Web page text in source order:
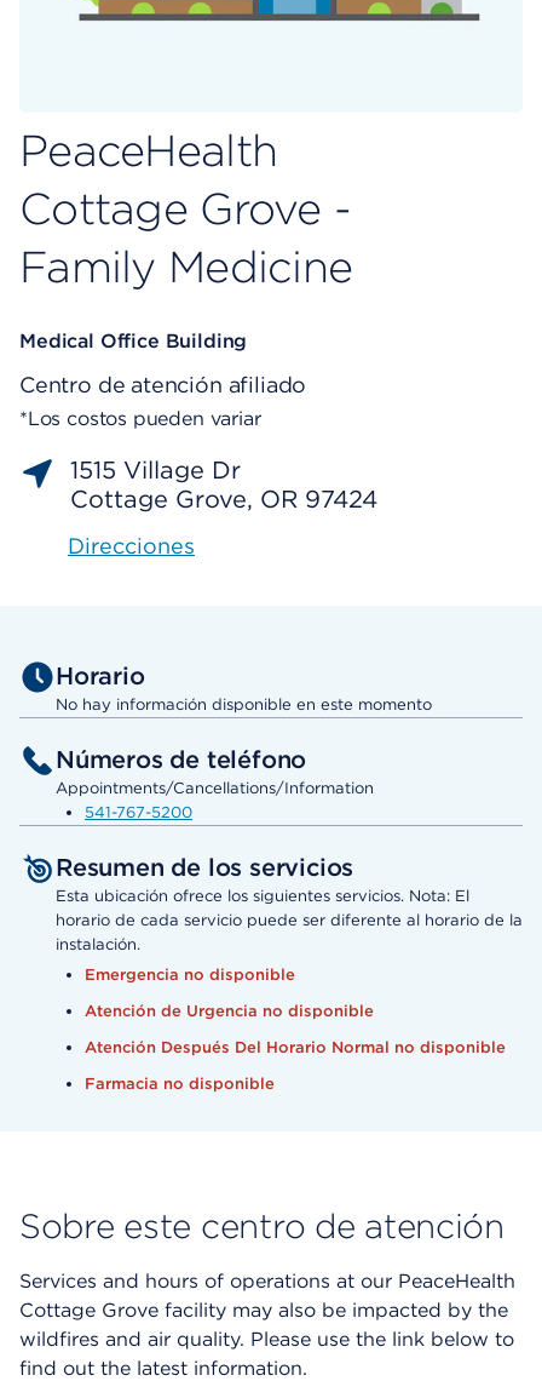
PeaceHealth
Cottage Grove -
Family Medicine
Medical Office Building
Centro de atención afiliado
*Los costos pueden variar
1515 Village Dr
Cottage Grove, OR 97424
Direcciones
Horario
No hay información disponible en este momento
Números de teléfono
Appointments/Cancellations/Information
541-767-5200
Resumen de los servicios
Esta ubicación ofrece los siguientes servicios. Nota: El
horario de cada servicio puede ser diferente al horario de la
instalación.
Emergencia no disponible
Atención de Urgencia no disponible
Atención Después Del Horario Normal no disponible
Farmacia no disponible
Sobre este centro de atención
Services and hours of operations at our PeaceHealth
Cottage Grove facility may also be impacted by the
wildfires and air quality. Please use the link below to
find out the latest information.